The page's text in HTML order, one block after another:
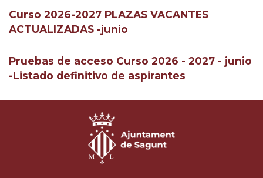
Curso 2026-2027 PLAZAS VACANTES
ACTUALIZADAS -junio
Pruebas de acceso Curso 2026 - 2027 - junio
-Listado definitivo de aspirantes